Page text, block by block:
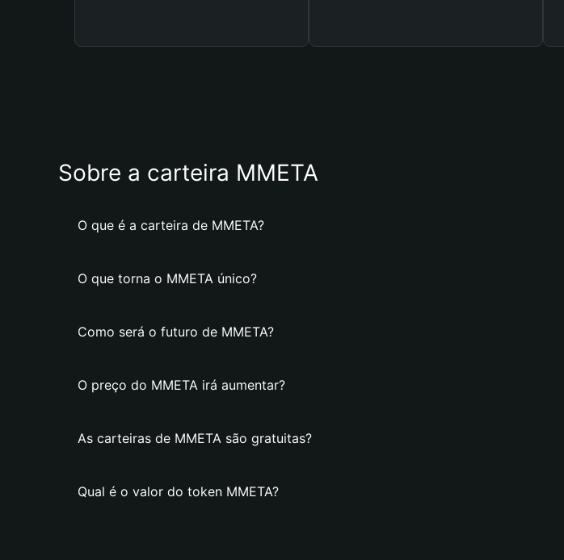
Sobre a carteira MMETA
O que é a carteira de MMETA?
O que torna o MMETA único?
Como será o futuro de MMETA?
O preço do MMETA irá aumentar?
As carteiras de MMETA são gratuitas?
Qual é o valor do token MMETA?